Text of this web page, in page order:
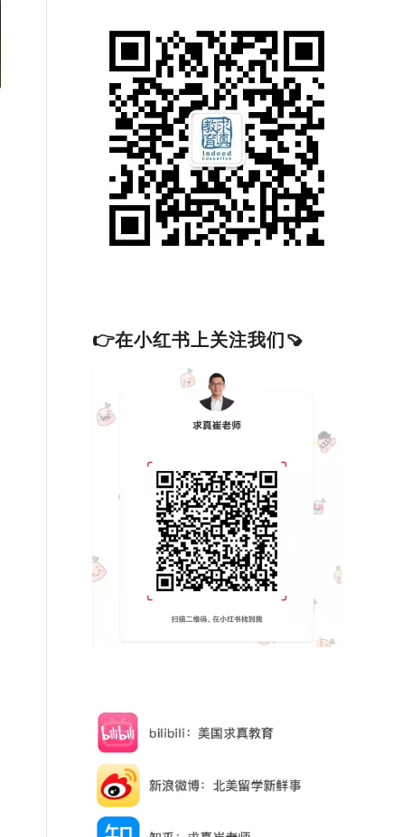
👉在小红书上关注我们🍠